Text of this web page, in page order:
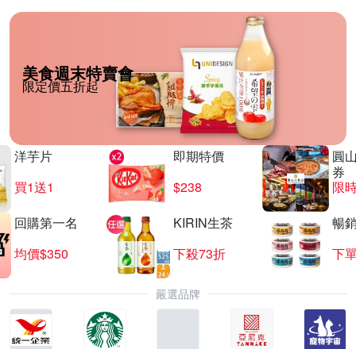
美食週末特賣會
限定價五折起
洋芋片
買1送1
即期特價
$238
圓
券
限
回購第一名
均價$350
KIRIN生茶
下殺73折
暢
下
嚴選品牌